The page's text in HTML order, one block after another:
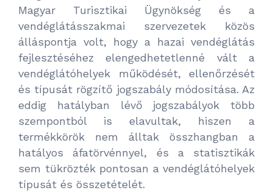
Magyar Turisztikai Ügynökség és a
vendéglátásszakmai szervezetek közös
álláspontja volt, hogy a hazai vendéglátás
fejlesztéséhez elengedhetetlenné vált a
vendéglátóhelyek működését, ellenőrzését
és típusát rögzítő jogszabály módosítása. Az
eddig hatályban lévő jogszabályok több
szempontból is elavultak, hiszen a
termékkörök nem álltak összhangban a
hatályos áfatörvénnyel, és a statisztikák
sem tükrözték pontosan a vendéglátóhelyek
típusát és összetételét.